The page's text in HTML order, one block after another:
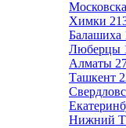
Химки
Балашиха
Люберцы
Алматы
Ташкент
Нижний